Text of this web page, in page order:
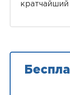
кратчайший